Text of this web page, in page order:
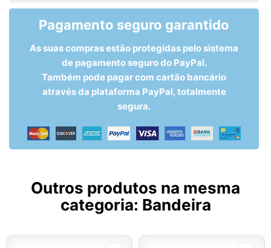
Pagamento seguro garantido
As suas compras estão protegidas pelo sistema
de pagamento seguro do PayPal.
Também pode pagar com cartão bancário
através da plataforma PayPal, totalmente
segura.
Outros produtos na mesma
categoria: Bandeira